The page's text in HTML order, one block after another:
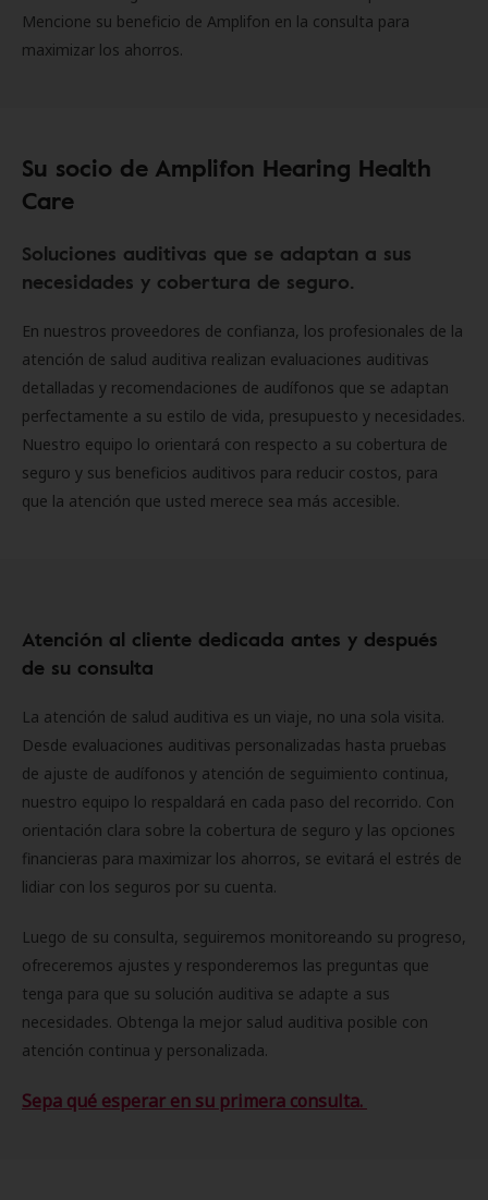
Mencione su beneficio de Amplifon en la consulta para
maximizar los ahorros.
Su socio de Amplifon Hearing Health
Care
Soluciones auditivas que se adaptan a sus
necesidades y cobertura de seguro.
En nuestros proveedores de confianza, los profesionales de la
atención de salud auditiva realizan evaluaciones auditivas
detalladas y recomendaciones de audífonos que se adaptan
perfectamente a su estilo de vida, presupuesto y necesidades.
Nuestro equipo lo orientará con respecto a su cobertura de
seguro y sus beneficios auditivos para reducir costos, para
que la atención que usted merece sea más accesible.
Atención al cliente dedicada antes y después
de su consulta
La atención de salud auditiva es un viaje, no una sola visita.
Desde evaluaciones auditivas personalizadas hasta pruebas
de ajuste de audífonos y atención de seguimiento continua,
nuestro equipo lo respaldará en cada paso del recorrido. Con
orientación clara sobre la cobertura de seguro y las opciones
financieras para maximizar los ahorros, se evitará el estrés de
lidiar con los seguros por su cuenta.
Luego de su consulta, seguiremos monitoreando su progreso,
ofreceremos ajustes y responderemos las preguntas que
tenga para que su solución auditiva se adapte a sus
necesidades. Obtenga la mejor salud auditiva posible con
atención continua y personalizada.
Sepa qué esperar en su primera consulta.